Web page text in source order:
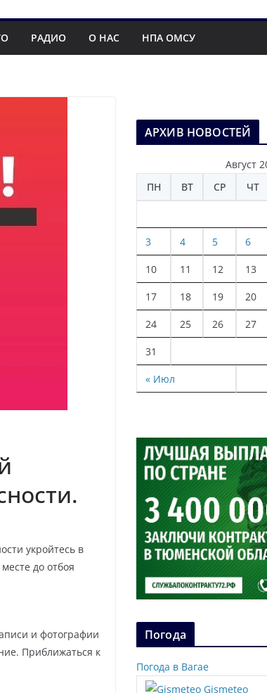
РАДИО О НАС НПА ОМСУ
укройтесь в
до отбоя
и фотографии
Приближаться к
АРХИВ НОВОСТЕЙ
Август
ПН
ВТ СР ЧТ
« Июл
3 4 5 6
10 11 12 13
17 18 19 20
24 25 26 27
31
Погода
Погода в Вагае
Gismeteo